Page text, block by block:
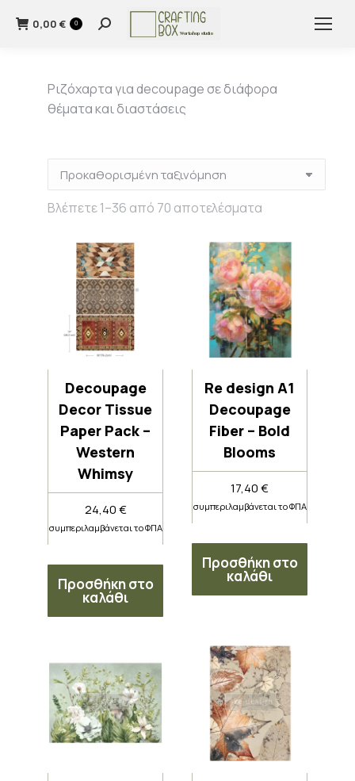
0,00 € 0 Search:
Ριζόχαρτα για decoupage σε διάφορα
θέματα και διαστάσεις
Βλέπετε 1–36 από 70 αποτελέσματα
Decoupage
Decor Tissue
Paper Pack –
Western
Whimsy
24,40€
συμπεριλαμβάνεται το ΦΠΑ
Προσθήκη στο
καλάθι
Re design A1
Decoupage
Fiber – Bold
Blooms
17,40€
συμπεριλαμβάνεται το ΦΠΑ
Προσθήκη στο
καλάθι